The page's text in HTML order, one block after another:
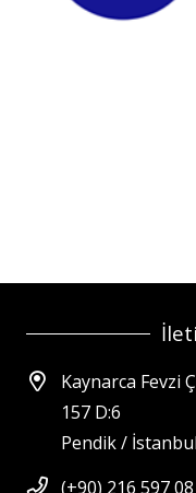
Kaynarca Fevzi
157 D:6
Pendik / İstanbul
(+90) 216 597